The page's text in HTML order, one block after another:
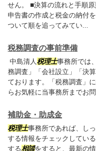
せん。 ■決算の流れと手順
申告書の作成と税金の納付
ついて順を追ってみてい...
税務調査の事前準備
中島清人税理士事務所では、
務調査」「会社設立」「決
ております。「税務調査」
らお気軽に当事務所までお
補助金・助成金
税理士事務所であれば、し
する情報をチェックしている
する相談をすると、最新の